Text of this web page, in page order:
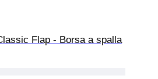
Flap - Borsa a spalla